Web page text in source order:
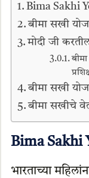
Bima Sakhi
बीमा सखी
मोदी जी
बीमा सखी
बीमा सखीचे
Bima Sakhi
भारताच्या